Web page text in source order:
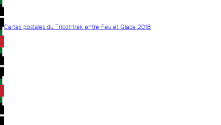
Cartes postales du Tricot-trek entre Feu et Glace 2018